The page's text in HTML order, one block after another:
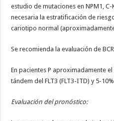
estudio de mutaciones en NPM1, C-
necesaria la estratifi­cación de
cariotipo normal
Se recomienda la evaluación de
En pacientes P aproximadamente
tándem del FLT3 (FLT3-ITD) y 5-
Evaluación del pronóstico: